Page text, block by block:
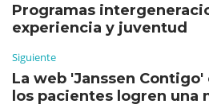
Programas
experiencia y juventud
Siguiente
La web 'Janssen
los pacientes logren una